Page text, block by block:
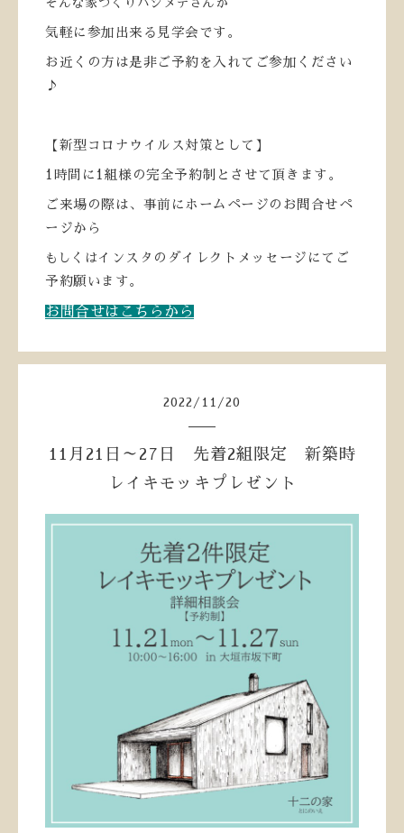
そんな家づくりハジメテさんが
気軽に参加出来る見学会です。
お近くの方は是非ご予約を入れてご参加ください
♪
【新型コロナウイルス対策として】
1 時間に 1 組様の完全予約制とさせて頂きます。
ご来場の際は、事前にホームページのお問合せペ
ージから
もしくは インスタのダイレクトメッセージにてご
予約願います。
お問合せはこちらから
2022 / 11 /20
11月21日～27日 先着2組限定 新築時
レイキモッキプレゼント